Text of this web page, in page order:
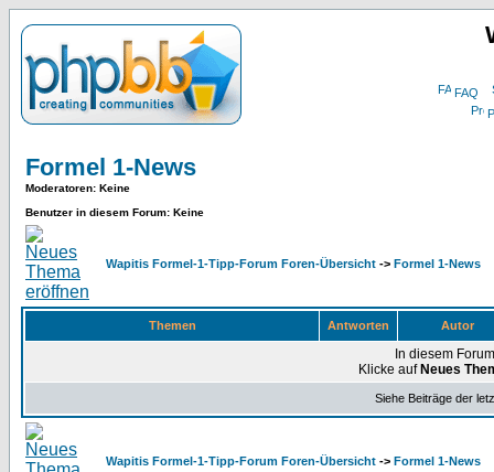
FAQ
Formel 1-News
Moderatoren: Keine
Benutzer in diesem Forum: Keine
Wapitis Formel-1-Tipp-Forum Foren-Übersicht -> Formel 1-News
Themen Antworten Autor
In diesem
Klicke auf Neues
Siehe Beiträge der
Wapitis Formel-1-Tipp-Forum Foren-Übersicht -> Formel 1-News